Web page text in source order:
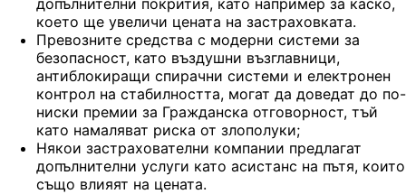
което ще увеличи цената на застраховката.
Превозните средства с модерни системи за
безопасност, като въздушни възглавници,
антиблокиращи спирачни системи и електронен
контрол на стабилността, могат да доведат до по-
ниски премии за Гражданска отговорност, тъй
като намаляват риска от злополуки;
Някои застрахователни компании предлагат
допълнителни услуги като асистанс на пътя, които
също влияят на цената.